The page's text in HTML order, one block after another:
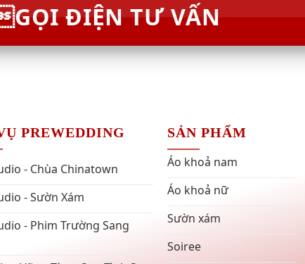
ĐIỆN TƯ VẤN
PREWEDDING
- Chùa Chinatown
- Sườn Xám
- Phim Trường Sang
SẢN PHẨM
Áo khoả nam
Áo khoả nữ
Sườn xám
Soiree